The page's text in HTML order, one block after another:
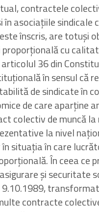
contractele
în asociațiile
înscris, are totuși
cu
36 din
în sensul că
de sindicate în
de care aparține
colectiv de muncă
la nivel
situația în care
În ceea ce
și securitate
contracte